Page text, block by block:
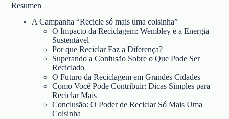
Resumen
A Campanha “Recicle só mais uma coisinha”
O Impacto da Reciclagem: Wembley e a Energia
Sustentável
Por que Reciclar Faz a Diferença?
Superando a Confusão Sobre o Que Pode Ser
Reciclado
O Futuro da Reciclagem em Grandes Cidades
Como Você Pode Contribuir: Dicas Simples para
Reciclar Mais
Conclusão: O Poder de Reciclar Só Mais Uma
Coisinha